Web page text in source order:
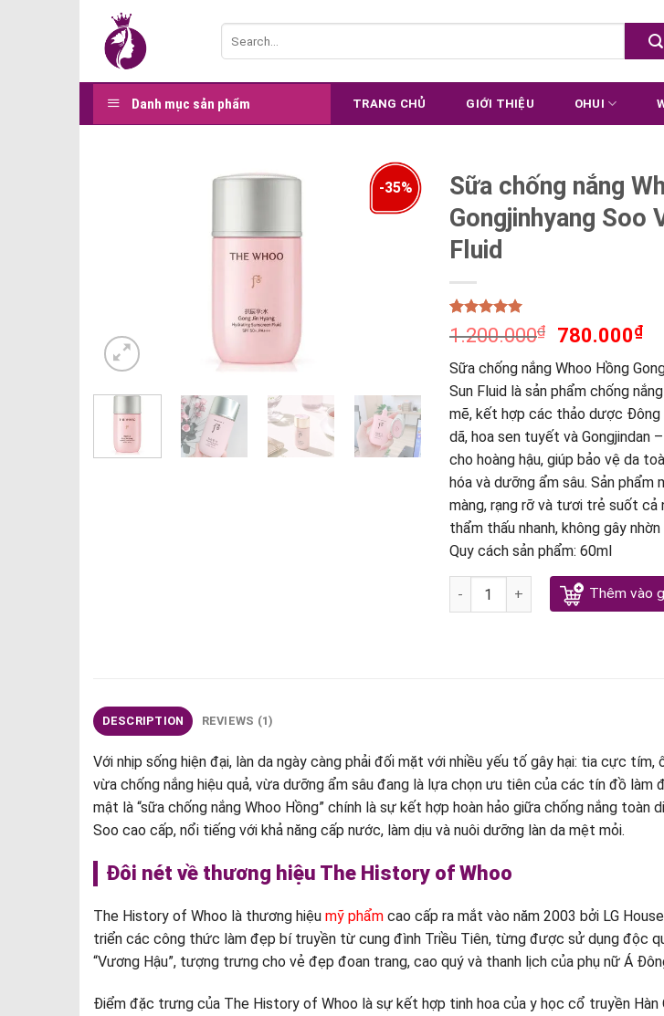
content
for:
Danh mục sản phẩm TRANG CHỦ GIỚI THIỆU OHUI
-35%
Sữa chống nắng
Gongjinhyang Soo
Fluid
Rated5.00
out of 5
1
customer
rating
1.200.000₫ 780.000₫
Sữa chống nắng Whoo Hồng
Sun Fluid là sản phẩm chống
mẽ, kết hợp các thảo dược Đông
dã, hoa sen tuyết và Gongjindan
cho hoàng hậu, giúp bảo vệ da
hóa và dưỡng ẩm sâu. Sản phẩm
màng, rạng rỡ và tươi trẻ suốt cả
thẩm thấu nhanh, không gây
Quy cách sản phẩm: 60ml
Sữa chống nắng Whoo Hồng
Thêm vào
DESCRIPTION REVIEWS (1)
Với nhịp sống hiện đại, làn da ngày càng phải đối mặt với nhiều yếu tố gây hại: tia cực
vừa chống nắng hiệu quả, vừa dưỡng ẩm sâu đang là lựa chọn ưu tiên của các tín đồ làm
mật là “sữa chống nắng Whoo Hồng” chính là sự kết hợp hoàn hảo giữa chống nắng
Soo cao cấp, nổi tiếng với khả năng cấp nước, làm dịu và nuôi dưỡng làn da mệt mỏi.
Đôi nét về thương hiệu The History of Whoo
The History of Whoo là thương hiệu mỹ phẩm cao cấp ra mắt vào năm 2003 bởi LG
triển các công thức làm đẹp bí truyền từ cung đình Triều Tiên, từng được sử dụng độc
“Vương Hậu”, tượng trưng cho vẻ đẹp đoan trang, cao quý và thanh lịch của phụ nữ Á
Điểm đặc trưng của The History of Whoo là sự kết hợp tinh hoa của y học cổ truyền Hàn